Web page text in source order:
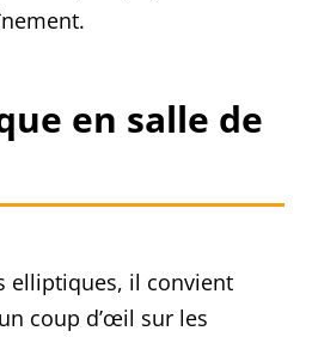
en salle de
elliptiques, il convient
coup d’œil sur les